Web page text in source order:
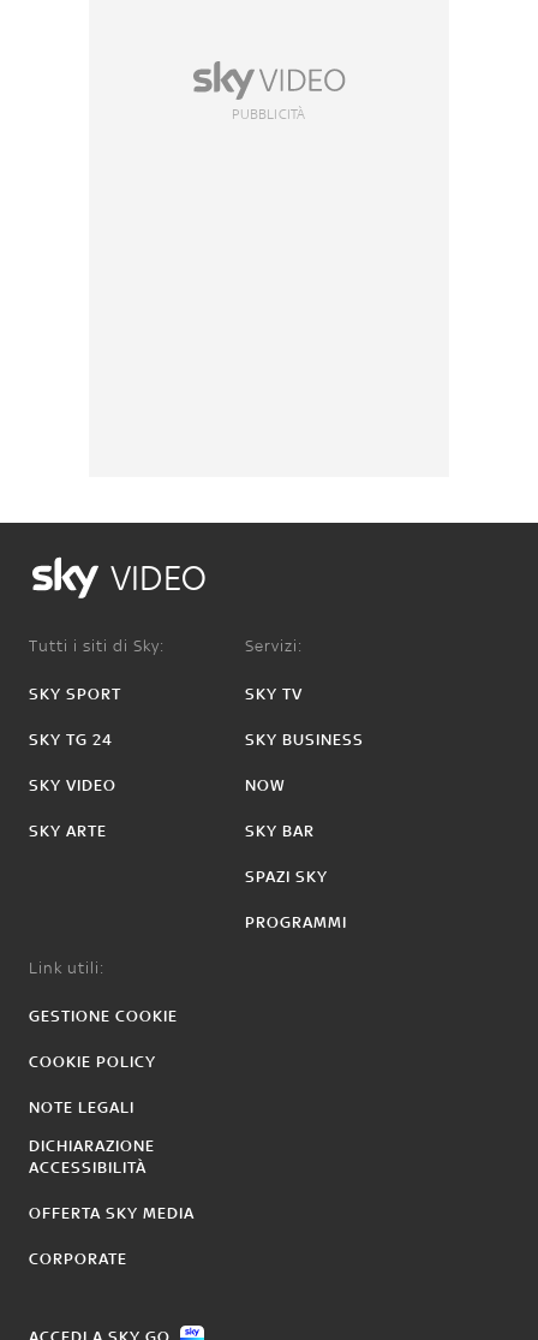
PUBBLICITÀ
VIDEO
Tutti i siti di Sky:
SKY SPORT
SKY TG 24
SKY VIDEO
SKY ARTE
Servizi:
SKY TV
SKY BUSINESS
NOW
SKY BAR
SPAZI SKY
PROGRAMMI
Link utili:
GESTIONE COOKIE
COOKIE POLICY
NOTE LEGALI
DICHIARAZIONE
ACCESSIBILITÀ
OFFERTA SKY MEDIA
CORPORATE